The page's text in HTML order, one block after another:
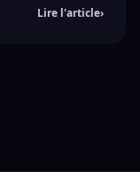
Lire l'article›